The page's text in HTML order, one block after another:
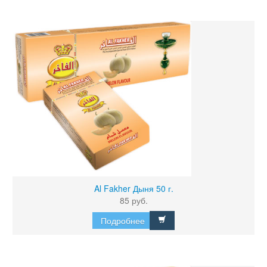
Al Fakher Дыня 50 г.
85 руб.
Подробнее